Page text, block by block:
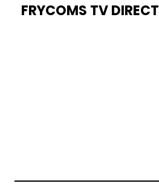
FRYCOMS TV DIRECT